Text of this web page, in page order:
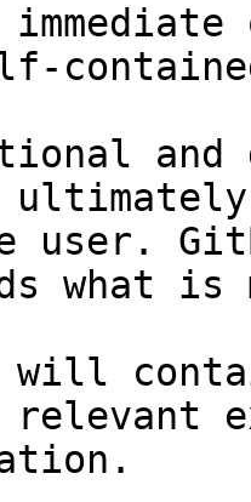
and
user.
what
will
relevant